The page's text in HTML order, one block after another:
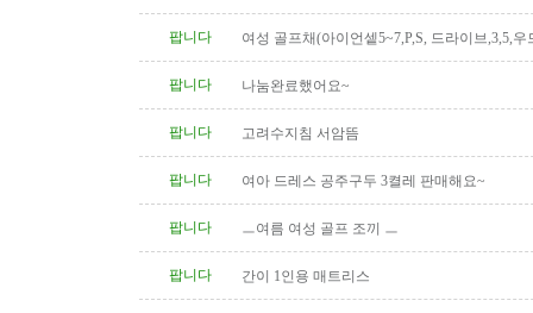
팝니다 여성 골프채(아이언셑5~7,P,S, 드라이브,3,5,우
팝니다 나눔완료했어요~
팝니다 고려수지침 서암뜸
팝니다 여아 드레스 공주구두 3켤레 판매해요~
팝니다 ㅡ여름 여성 골프 조끼 ㅡ
팝니다 간이 1인용 매트리스